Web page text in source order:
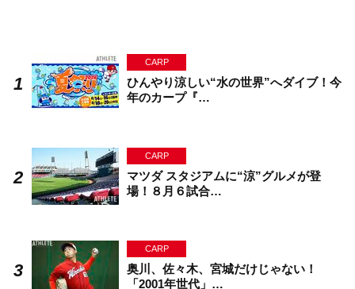
CARP
ひんやり涼しい“水の世界”へダイブ！今
年のカープ『…
CARP
マツダ スタジアムに“涼”グルメが登
場！８月６試合…
CARP
奥川、佐々木、宮城だけじゃない！
「2001年世代」…